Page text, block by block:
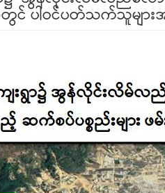
ါဝင်ပတ်သက်သူများအာ